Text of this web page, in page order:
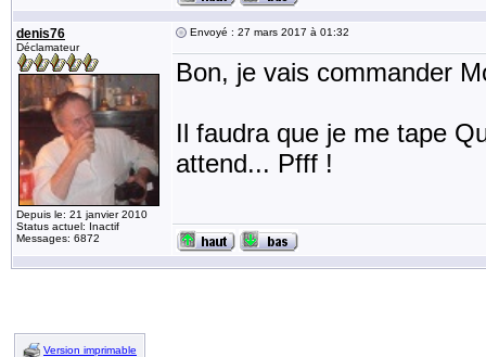
denis76
Déclamateur
Depuis le: 21 janvier 2010
Status actuel: Inactif
Messages: 6872
Envoyé : 27 mars 2017 à 01:32
Bon, je vais commander
Il faudra que je me tape
attend... Pfff !
Version imprimable